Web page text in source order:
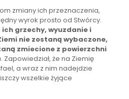
zmiany ich przeznaczenia,
wyrok prosto od Stwórcy.
ich grzechy, wyuzdanie i
nie zostaną wybaczone,
zmiecione z powierzchni
. Zapowiedział, że na Ziemię
a wraz z nim nadejdzie
wszelkie żyjące